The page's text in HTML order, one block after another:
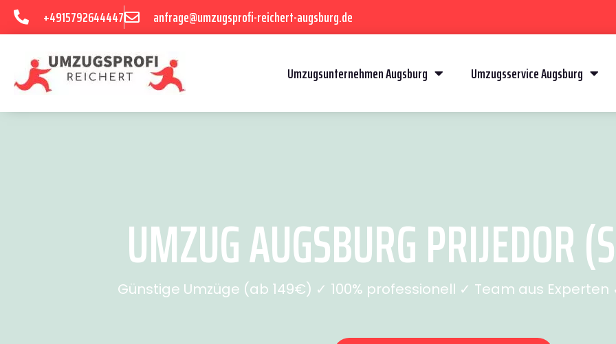
+4915792644447 anfrage@umzugsprofi-reichert-augsburg.de
Umzugsunternehmen Augsburg Umzugsservice Augsburg
UMZUG AUGSBURG PRIJEDOR
Günstige Umzüge (ab 149€) ✓ 100% professionell ✓ Team aus